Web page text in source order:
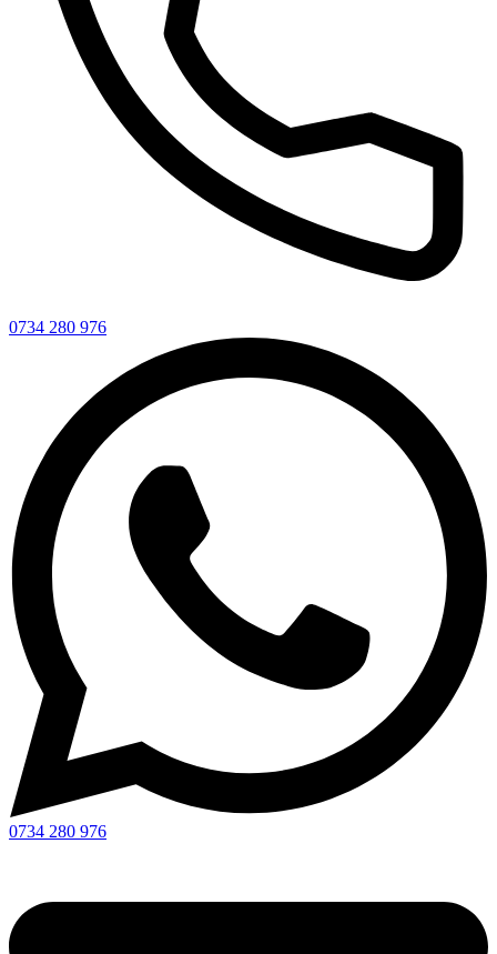
0734 280 976
0734 280 976